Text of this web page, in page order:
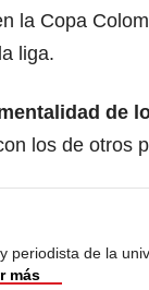
la Copa
liga.
de
los de otros
periodista de la
más